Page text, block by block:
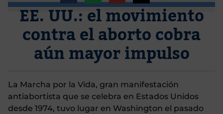
EE. UU.: el movimiento
contra el aborto cobra
aún mayor impulso
La Marcha por la Vida, gran manifestación
antiabortista que se celebra en Estados Unidos
desde 1974, tuvo lugar en Washington el pasado